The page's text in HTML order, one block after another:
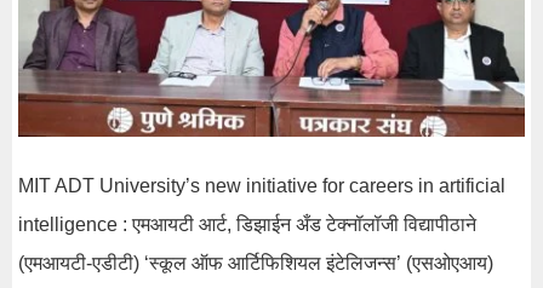
MIT ADT University’s new initiative for careers in artificial
intelligence : एमआयटी आर्ट, डिझाईन अँड टेक्नॉलॉजी विद्यापीठाने
(एमआयटी-एडीटी) ‘स्कूल ऑफ आर्टिफिशियल इंटेलिजन्स’ (एसओएआय)